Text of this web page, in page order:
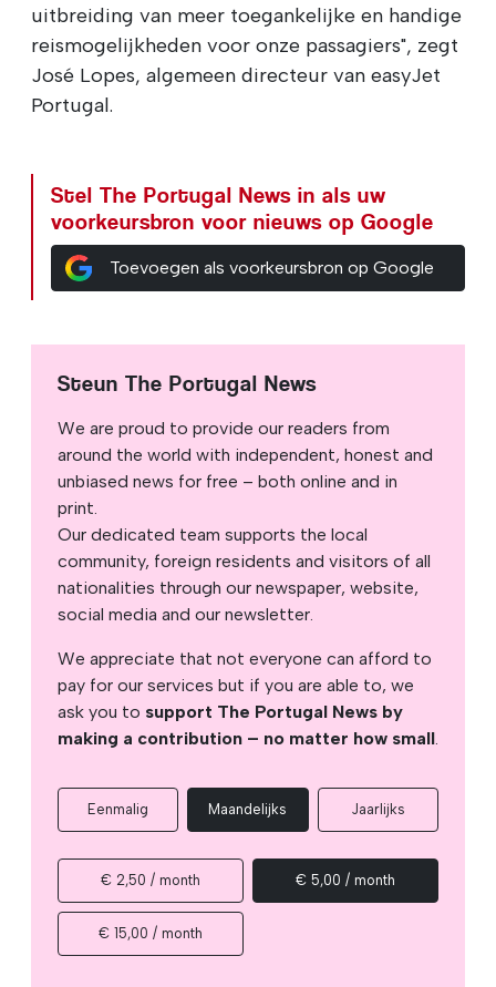
uitbreiding van meer toegankelijke en handige
reismogelijkheden voor onze passagiers", zegt
José Lopes, algemeen directeur van easyJet
Portugal.
Stel The Portugal News in als uw
voorkeursbron voor nieuws op Google
Toevoegen als voorkeursbron op Google
Steun The Portugal News
We are proud to provide our readers from
around the world with independent, honest and
unbiased news for free – both online and in
print.
Our dedicated team supports the local
community, foreign residents and visitors of all
nationalities through our newspaper, website,
social media and our newsletter.
We appreciate that not everyone can afford to
pay for our services but if you are able to, we
ask you to support The Portugal News by
making a contribution – no matter how small.
Eenmalig Maandelijks Jaarlijks
€ 2,50 / month € 5,00 / month
€ 15,00 / month